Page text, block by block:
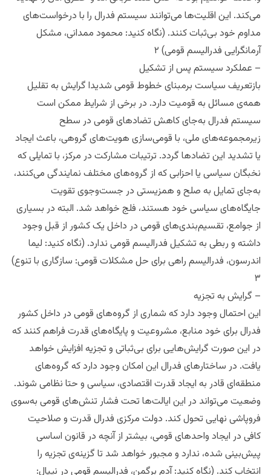
می‌کند. این اقلیت‌ها می‌توانند سیستم فدرال را با درخواست‌های
مداوم خود بی‌ثبات کنند. (نگاه کنید: محمود ممدانی، مشکل
آرمانگرایی فدرالیسم قومی) ۲
– عملکرد سیستم پس از تشکیل
بازتعریف سیاست برمبنای خطوط قومی شدیدا گرایش به تقلیل
همه‌ی مسائل به قومیت دارد. در برخی از شرایط ممکن است
سیستم فدرال به‌جای کاهش تضادهای قومی در سطح
زیرمجموعه‌های ملی، با قومی‌سازی هویت‌های گروهی، باعث ایجاد
یا تشدید این تضادها گردد. ترتیبات مشارکت در مرکز، با تمایلی که
نخبگان سیاسی یا احزابی که از گروه‌های مختلف نمایندگی می‌کنند،
به‌جای تمایل به صلح و همزیستی در جست‌وجوی تقویت
جایگاه‌های سیاسی خود هستند، فلج خواهد شد. البته در بسیاری
از جوامع، تقسیم‌بندی‌های قومی در داخل یک کشور از قبل وجود
داشته و ربطی به تشکیل فدرالیسم قومی ندارد. (نگاه کنید: لیما
اندرسون، فدرالیسم راهی برای حل مشکلات قومی: سازگاری با تنوع)
۳
– گرایش به تجزیه
این احتمال وجود دارد که شماری از گروه‌های قومی در داخل کشور
فدرال برای خود منابع، مشروعیت و پایگاه‌های قدرت فراهم کنند که
در این صورت گرایش‌هایی برای بی‌ثباتی و تجزیه افزایش خواهد
یافت. در ساختارهای فدرال این امکان وجود دارد که گروه‌های
منطقه‌ای قادر به ایجاد قدرت اقتصادی، سیاسی و حتا نظامی شوند.
وضعیت می‌تواند در این ایالت‌ها تحت فشار تنش‌های قومی به‌سوی
فروپاشی نهایی تحول کند. دولت مرکزی فدرال قدرت و صلاحیت
کافی در ایجاد واحدهای قومی، بیشتر از آنچه در قانون اساسی
پیش‌بینی شده، ندارد و مجبور خواهد شد تا گزینه‌ی تجزیه را
انتخاب کند. (نگاه کنید: آدم برگمن، فدرالیسم قومی در نیپال: